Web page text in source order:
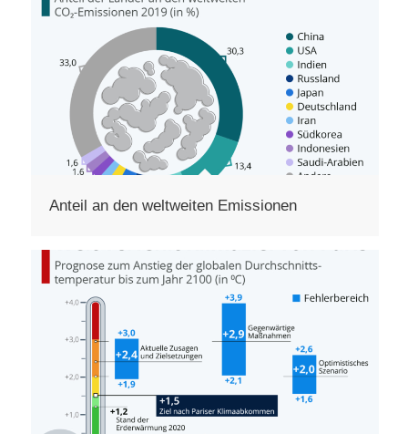
Anteil an den weltweiten Emissionen